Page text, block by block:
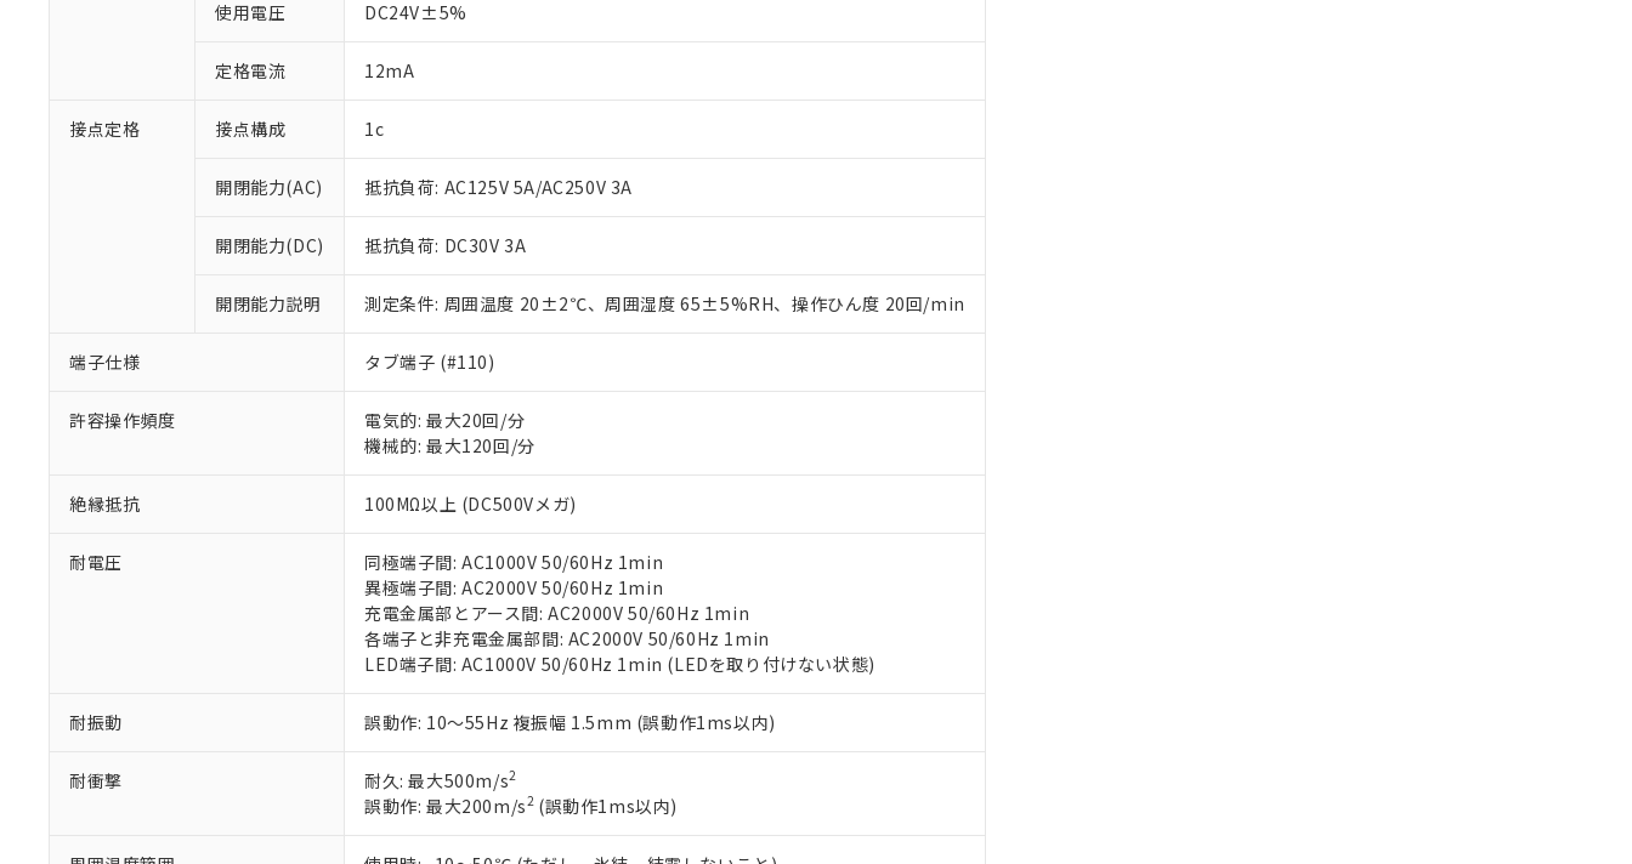
使用電圧 DC24V±5%
定格電流 12mA
接点定格 接点構成 1c
開閉能力(AC) 抵抗負荷: AC125V 5A/AC250V 3A
開閉能力(DC) 抵抗負荷: DC30V 3A
開閉能力説明 測定条件: 周囲温度 20±2℃、周囲湿度 65±5%RH、操作ひん度 20回/min
端子仕様 タブ端子 (#110)
許容操作頻度
電気的: 最大20回/分
機械的: 最大120回/分
絶縁抵抗 100MΩ以上 (DC500Vメガ)
耐電圧
同極端子間: AC1000V 50/60Hz 1min
異極端子間: AC2000V 50/60Hz 1min
充電金属部とアース間: AC2000V 50/60Hz 1min
各端子と非充電金属部間: AC2000V 50/60Hz 1min
LED端子間: AC1000V 50/60Hz 1min (LEDを取り付けない状態)
耐振動 誤動作: 10～55Hz 複振幅 1.5mm (誤動作1ms以内)
耐衝撃 耐久: 最大500m/s2
誤動作: 最大200m/s2(誤動作1ms以内)
ご利用条件
本サービスは、当社制御機器事業取扱商品の当社在庫状況および標準価格(税抜)を提供させていただ
くものです。
当社制御機器事業取扱商品の中には、本サービスの対象外となる商品もあることをご了承ください。
在庫状況および標準価格照会結果は、記載している更新日時点での社内データに基づき作成されるも
のであり、閲覧された時点での実際の在庫および標準価格とは異なる場合があることをご了承くださ
い。
正式な納期状況および標準価格はお客様のお取引先、またはお客様担当のオムロン制御機器販売店・
当社販売員にご相談ください。
オムロン制御機器販売店や当社販売拠点は「
在庫状況および標準価格結果を当社の事前の承諾なく第三者に漏洩または開示しないようお願いしま
マイパーツ機能（部品リスト作成サービス）をご利用いただくには、I-Webメンバーズにご登録され
ている必要があります。
お客様が当ウェブサイト上で当社にご登録された部品リストについて、当社および当社の共同利用者
が、当社の製品・サービスに関するお客様との取引・商談に必要な範囲で利用することをご了承くだ
さい。
※当社の共同利用者とは、"個人情報の共同利用に関して"
の「1.共同利用者の範囲」に記載されて
※1 対応状況
対応予定：EU RoHS指令（10物質）の非含有に対応した製品に切り替える予定のある商品です。
対応予定なし：EU RoHS指令（10物質）の非含有に非対応の商品で、対応品を出す予定はありません。
調査・確認中：EU RoHS指令（10物質）の非含有の対応状況を調査中または確認中の商品です。
非該当品：ライセンス料など無形物で、有害物質有無と関係のない商品です。
仕入先様の事情により、非含有部品としていたものが、含有品と判明した場合などやむを得ず変更すること
があります。
*EU RoHS指令（10物質）：
鉛(Pb) 1000ppm以下、 水銀(Hg) 1000ppm以下、 カドミウム(Cd) 100ppm以下、
ル（DBP） 1000ppm以下、フタル酸ジイソブチル (DIBP) 1000ppm以下
但し、RoHS指令で産業用監視および制御機器に対する適用除外項目は除く。
フタル酸エステル類の４物質については閾値を超える意図的な使用がないことを確認しています。
※2 対応予定月
部品在庫の切り替え状況などにより、予定月が前後することがあります。
※3 非含有証明書ダウンロード
下記の非含有証明書をダウンロードすることができます。
「○」：最大均質材料含有率が中国RoHSの基準値以下であることを示します。
「×」：最大均質材料含有率が中国RoHSの基準値を超えていることを示します。
「－」：未確認です。当社販売部門へお問い合わせください。
*中国RoHS10物質の基準値 (GB/T26572)：
Pb(鉛) :1000ppm、 Hg(水銀) : 1000ppm、 Cd(カドミウム) : 100ppm、
Cr(Ⅵ)(六価クロム) : 1000ppm、 PBBs(ポリ臭化ビフェニル類) : 1000ppm、 PBDEs(ポリ臭化ジフェニルエーテル類) : 1000ppm、
DBP(フタル酸ジブチル) : 1000ppm、 DIBP(フタル酸ジイソブチル) : 1000ppm、 BBP(フタル酸ブチルベンジル) : 1000ppm、
DEHP(フタル酸ビス(2-エチルヘキシル)) : 1000ppm
※2 環境保護使用期限
「ｅ」：有害物質（10物質）のすべてが基準値以下であることを示します。
「10」：通常の使用状況下において有害物質が外部に漏えいし、環境に深刻な影響を及ぼさない年数を意
「－」：未確認です。当社販売部門へお問い合わせください。
当社は、これら貴社製品のうち、外国為替および外国貿易法に定める商品（以下｢規制貨物等」とい
う）を輸出または国外への提供する場合は、日本国政府の輸出許可(または役務取引許可)を取得する
などの必要な手続きをとります。
当社は規制貨物を破棄する場合は、完全に破砕するなど、違法に輸出されないよう必要な手段を講じ
ます。
当社は貴社製品を、核兵器、ミサイル、化学兵器、生物兵器またはその他武器並びにこれらの製造装
置等に一切使用いたしません。
当社は、貴社製品を第三者に販売する場合は、上記1、2および3の内容を当該第三者に通知します。
また当社は、販売先および販売に係わる関係者が違法に輸出するおそれがある場合は、取り引きをい
たしません。
号
○ 一定数以上の在庫あり
△ 一定数には満たないが在庫あり
－
在庫なし(最新の在庫状況については、お客様のお取引先、またはお客様担当のオムロン制御
機器販売店・当社販売員にご確認ください)
空
白
受注生産機種、また在庫状況の情報を公開していない機種